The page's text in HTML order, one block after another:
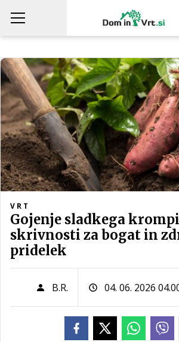
VRT
Gojenje sladkega
skrivnosti za bogat in
pridelek
B.R. 04. 06. 2026